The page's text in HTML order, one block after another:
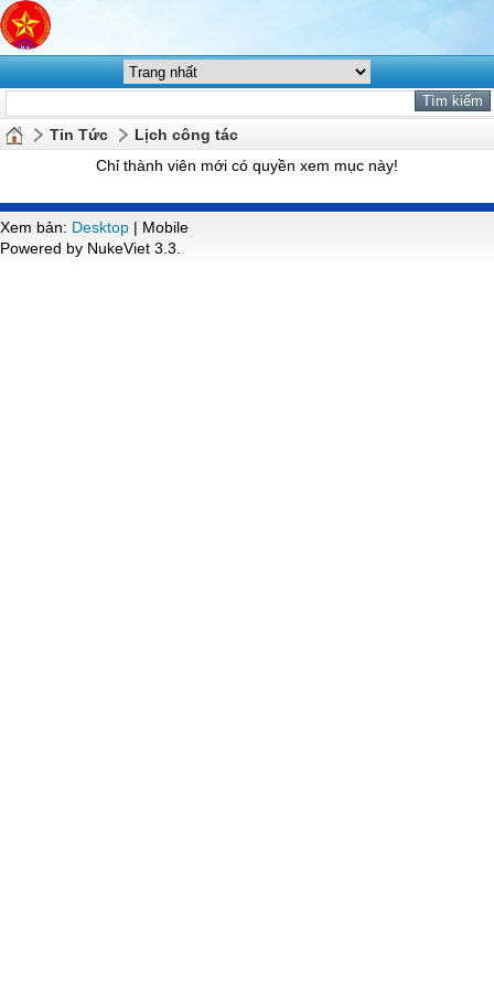
Tin Tức
Lịch công tác
Chỉ thành viên mới có quyền xem mục này!
Xem bản: Desktop | Mobile
Powered by NukeViet 3.3.